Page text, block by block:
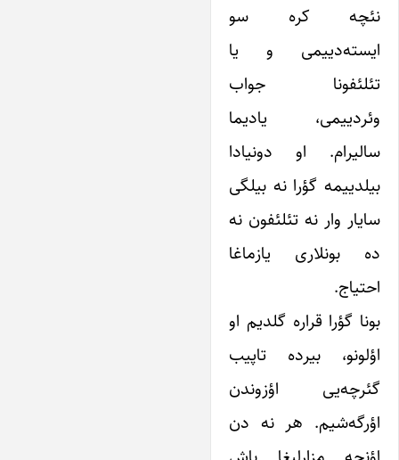
نئچه کره سو
ایسته‌دییمی و یا
تئلئفونا جواب
وئردییمی، یادیما
سالیرام. او دونیادا
بیلدییمه گؤرا نه بیلگی
سایار وار نه تئلئفون نه
ده بونلاری یازماغا
احتیاج.
بونا گؤرا قراره گلدیم او
اؤلونو، بیرده تاپیب
گئرچه‌یی اؤزوندن
اؤرگه‌شیم. هر نه دن